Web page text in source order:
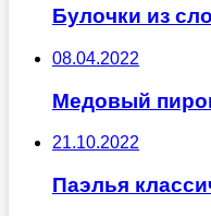
Булочки из
08.04.2022
Медовый
21.10.2022
Паэлья